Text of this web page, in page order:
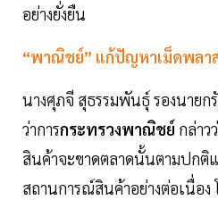
อย่างยั่งยืน
“พาณิชย์” แก้ปัญหาเม็ดพลา
นางศุภจี สุธรรมพันธุ์ รองนายก
ว่าการกระทรวงพาณิชย์ กล่าว
สินค้าจะขาดตลาดนั้นตามปกติ
สถานการณ์สินค้าอย่างต่อเนื่อง